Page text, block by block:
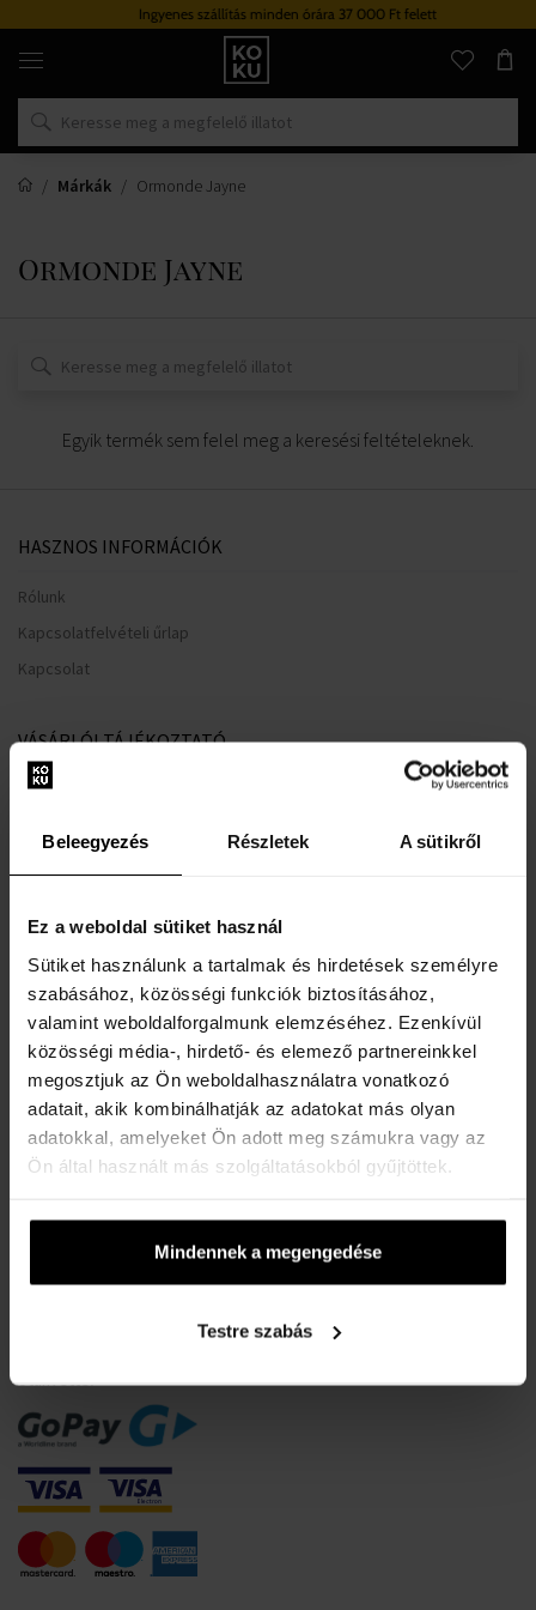
Beleegyezés Részletek A sütikről
Ez a weboldal sütiket használ
Sütiket használunk a tartalmak és hirdetések személyre
szabásához, közösségi funkciók biztosításához,
valamint weboldalforgalmunk elemzéséhez. Ezenkívül
közösségi média-, hirdető- és elemező partnereinkkel
megosztjuk az Ön weboldalhasználatra vonatkozó
adatait, akik kombinálhatják az adatokat más olyan
adatokkal, amelyeket Ön adott meg számukra vagy az
Ön által használt más szolgáltatásokból gyűjtöttek.
Mindennek a megengedése
Testre szabás
Ingyenes szállítás minden órára 37 000 Ft felett
Eredeti
parfümök
órák
egy
Márkák Ormonde Jayne
Ormonde Jayne
Egyik termék sem felel meg a keresési feltételeknek.
HASZNOS INFORMÁCIÓK
Rólunk
Kapcsolatfelvételi űrlap
Kapcsolat
VÁSÁRLÓI TÁJÉKOZTATÓ
Hűségrendszer
Szállítási információk
Mikor kapom meg a megrendelt árut?
Miért a Koku.hu?
Teszter parfüm jelentése
A karórák vízállósága
Gyakori kérdések
Csak eredeti termékek
Szerződéstől való elállás
Sütik beleegyezésének módosítása
FIZETÉSI INFORMÁCIÓK
Utánvéttel